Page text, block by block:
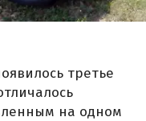
третье
на одном